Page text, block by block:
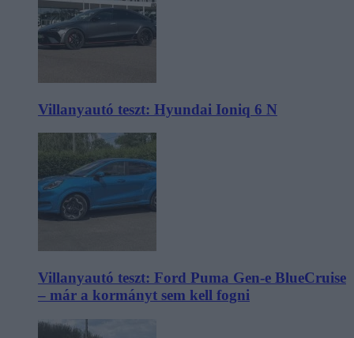
Villanyautó teszt: Hyundai Ioniq 6 N
Villanyautó teszt: Ford Puma Gen-e BlueCruise
– már a kormányt sem kell fogni